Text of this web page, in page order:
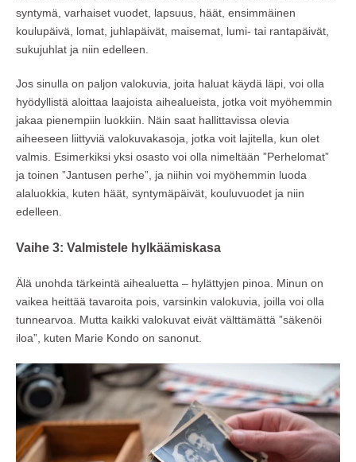
syntymä, varhaiset vuodet, lapsuus, häät, ensimmäinen
koulupäivä, lomat, juhlapäivät, maisemat, lumi- tai rantapäivät,
sukujuhlat ja niin edelleen.
Jos sinulla on paljon valokuvia, joita haluat käydä läpi, voi olla
hyödyllistä aloittaa laajoista aihealueista, jotka voit myöhemmin
jakaa pienempiin luokkiin. Näin saat hallittavissa olevia
aiheeseen liittyviä valokuvakasoja, jotka voit lajitella, kun olet
valmis. Esimerkiksi yksi osasto voi olla nimeltään ”Perhelomat”
ja toinen ”Jantusen perhe”, ja niihin voi myöhemmin luoda
alaluokkia, kuten häät, syntymäpäivät, kouluvuodet ja niin
edelleen.
Vaihe 3: Valmistele hylkäämiskasa
Älä unohda tärkeintä aihealuetta – hylättyjen pinoa. Minun on
vaikea heittää tavaroita pois, varsinkin valokuvia, joilla voi olla
tunnearvoa. Mutta kaikki valokuvat eivät välttämättä ”säkenöi
iloa”, kuten Marie Kondo on sanonut.